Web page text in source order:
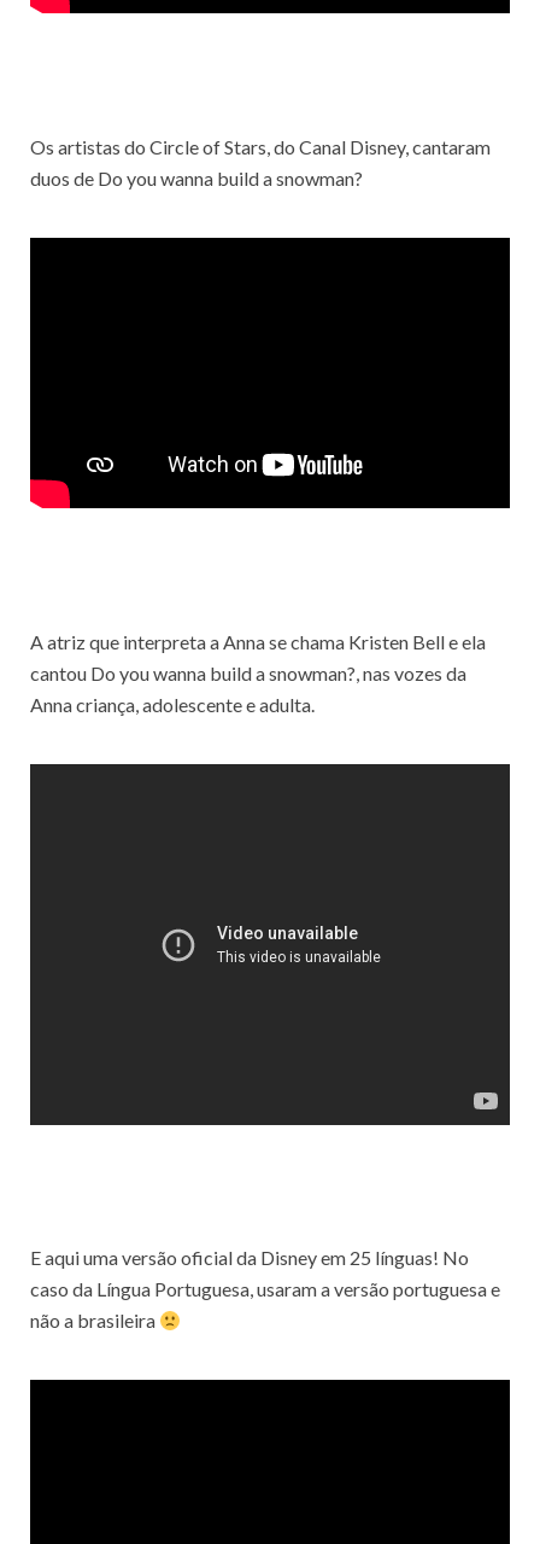
Os artistas do Circle of Stars, do Canal Disney, cantaram
duos de Do you wanna build a snowman?
A atriz que interpreta a Anna se chama Kristen Bell e ela
cantou Do you wanna build a snowman?, nas vozes da
Anna criança, adolescente e adulta.
E aqui uma versão oficial da Disney em 25 línguas! No
caso da Língua Portuguesa, usaram a versão portuguesa e
não a brasileira